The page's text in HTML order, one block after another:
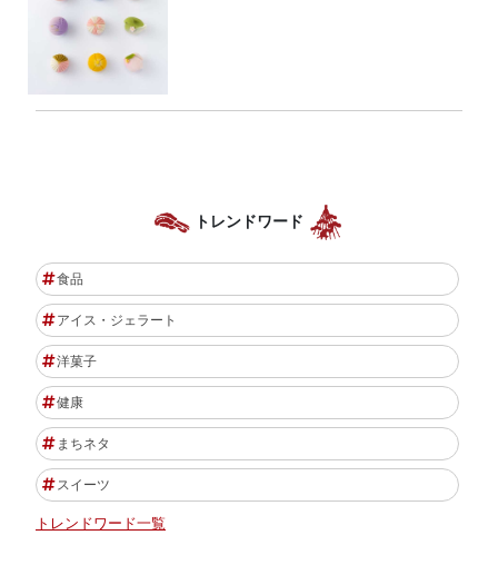
トレンドワード
食品
アイス・ジェラート
洋菓子
健康
まちネタ
スイーツ
トレンドワード一覧